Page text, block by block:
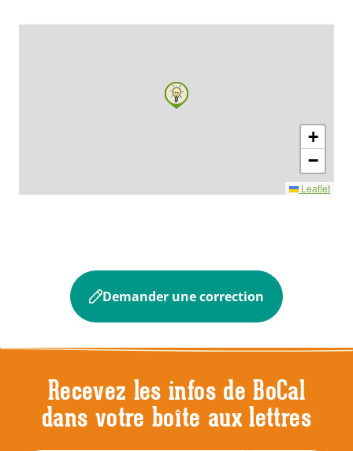
+
−
Leaflet
Demander une correction
Recevez les infos de BoCal
dans votre boîte aux lettres